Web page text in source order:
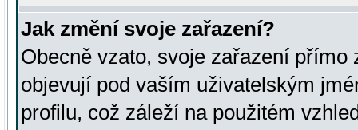
Jak změní svoje zařazení?
Obecně vzato, svoje zařazení přímo
objevují pod vaším uživatelským
profilu, což záleží na použitém